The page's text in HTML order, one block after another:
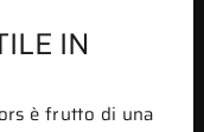
IN
è frutto di una